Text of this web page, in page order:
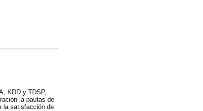
KDD y TDSP,
la pautas de
la satisfacción de